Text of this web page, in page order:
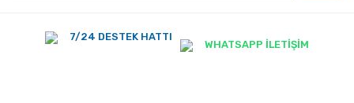
7/24 DESTEK HATTI
WHATSAPP İLETİŞİM